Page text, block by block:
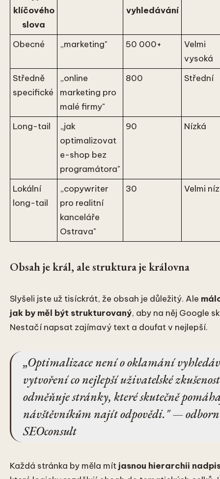
klíčového
slova
vyhledávání
Obecné „marketing" 50 000+
Velmi
vysoká
Středně
specifické
„online
marketing pro
malé firmy"
800 Střední
Long-tail
„jak
optimalizovat
e-shop bez
programátora"
90 Nízká
Lokální
long-tail
„copywriter
pro realitní
kanceláře
Ostrava"
30 Velmi
Obsah je král, ale struktura je královna
Slyšeli jste už tisíckrát, že obsah je důležitý. Ale
jak by měl být strukturovaný, aby na něj Google
Nestačí napsat zajímavý text a doufat v nejlepší.
„Optimalizace není o oklamání
vytvoření co nejlepší uživatelské
odměňuje stránky, které skutečně
návštěvníkům najít odpovědi." —
SEOconsult
Každá stránka by měla mítjasnou hierarchii